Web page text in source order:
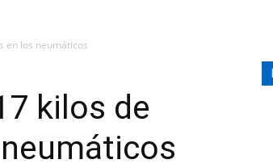
en los neumáticos
kilos de